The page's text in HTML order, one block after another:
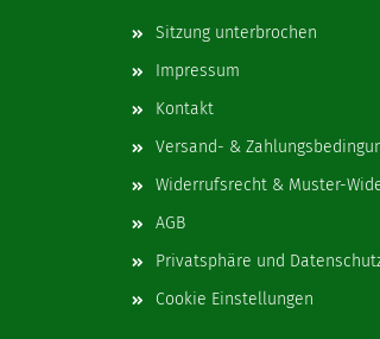
Sitzung unterbrochen
Impressum
Kontakt
Versand- &
Widerrufsrecht & Muster-
AGB
Privatsphäre und
Cookie Einstellungen